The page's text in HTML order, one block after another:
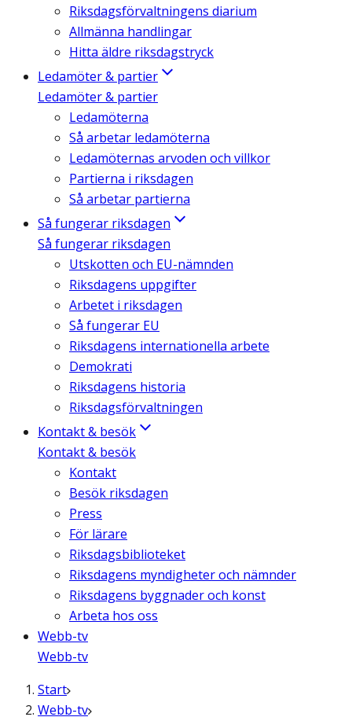
Riksdagsförvaltningens diarium
Allmänna handlingar
Hitta äldre riksdagstryck
Ledamöter & partier
Ledamöter & partier
Ledamöterna
Så arbetar ledamöterna
Ledamöternas arvoden och villkor
Partierna i riksdagen
Så arbetar partierna
Så fungerar riksdagen
Så fungerar riksdagen
Utskotten och EU-nämnden
Riksdagens uppgifter
Arbetet i riksdagen
Så fungerar EU
Riksdagens internationella arbete
Demokrati
Riksdagens historia
Riksdagsförvaltningen
Kontakt & besök
Kontakt & besök
Kontakt
Besök riksdagen
Press
För lärare
Riksdagsbiblioteket
Riksdagens myndigheter och nämnder
Riksdagens byggnader och konst
Arbeta hos oss
Webb-tv
Webb-tv
Start
Webb-tv